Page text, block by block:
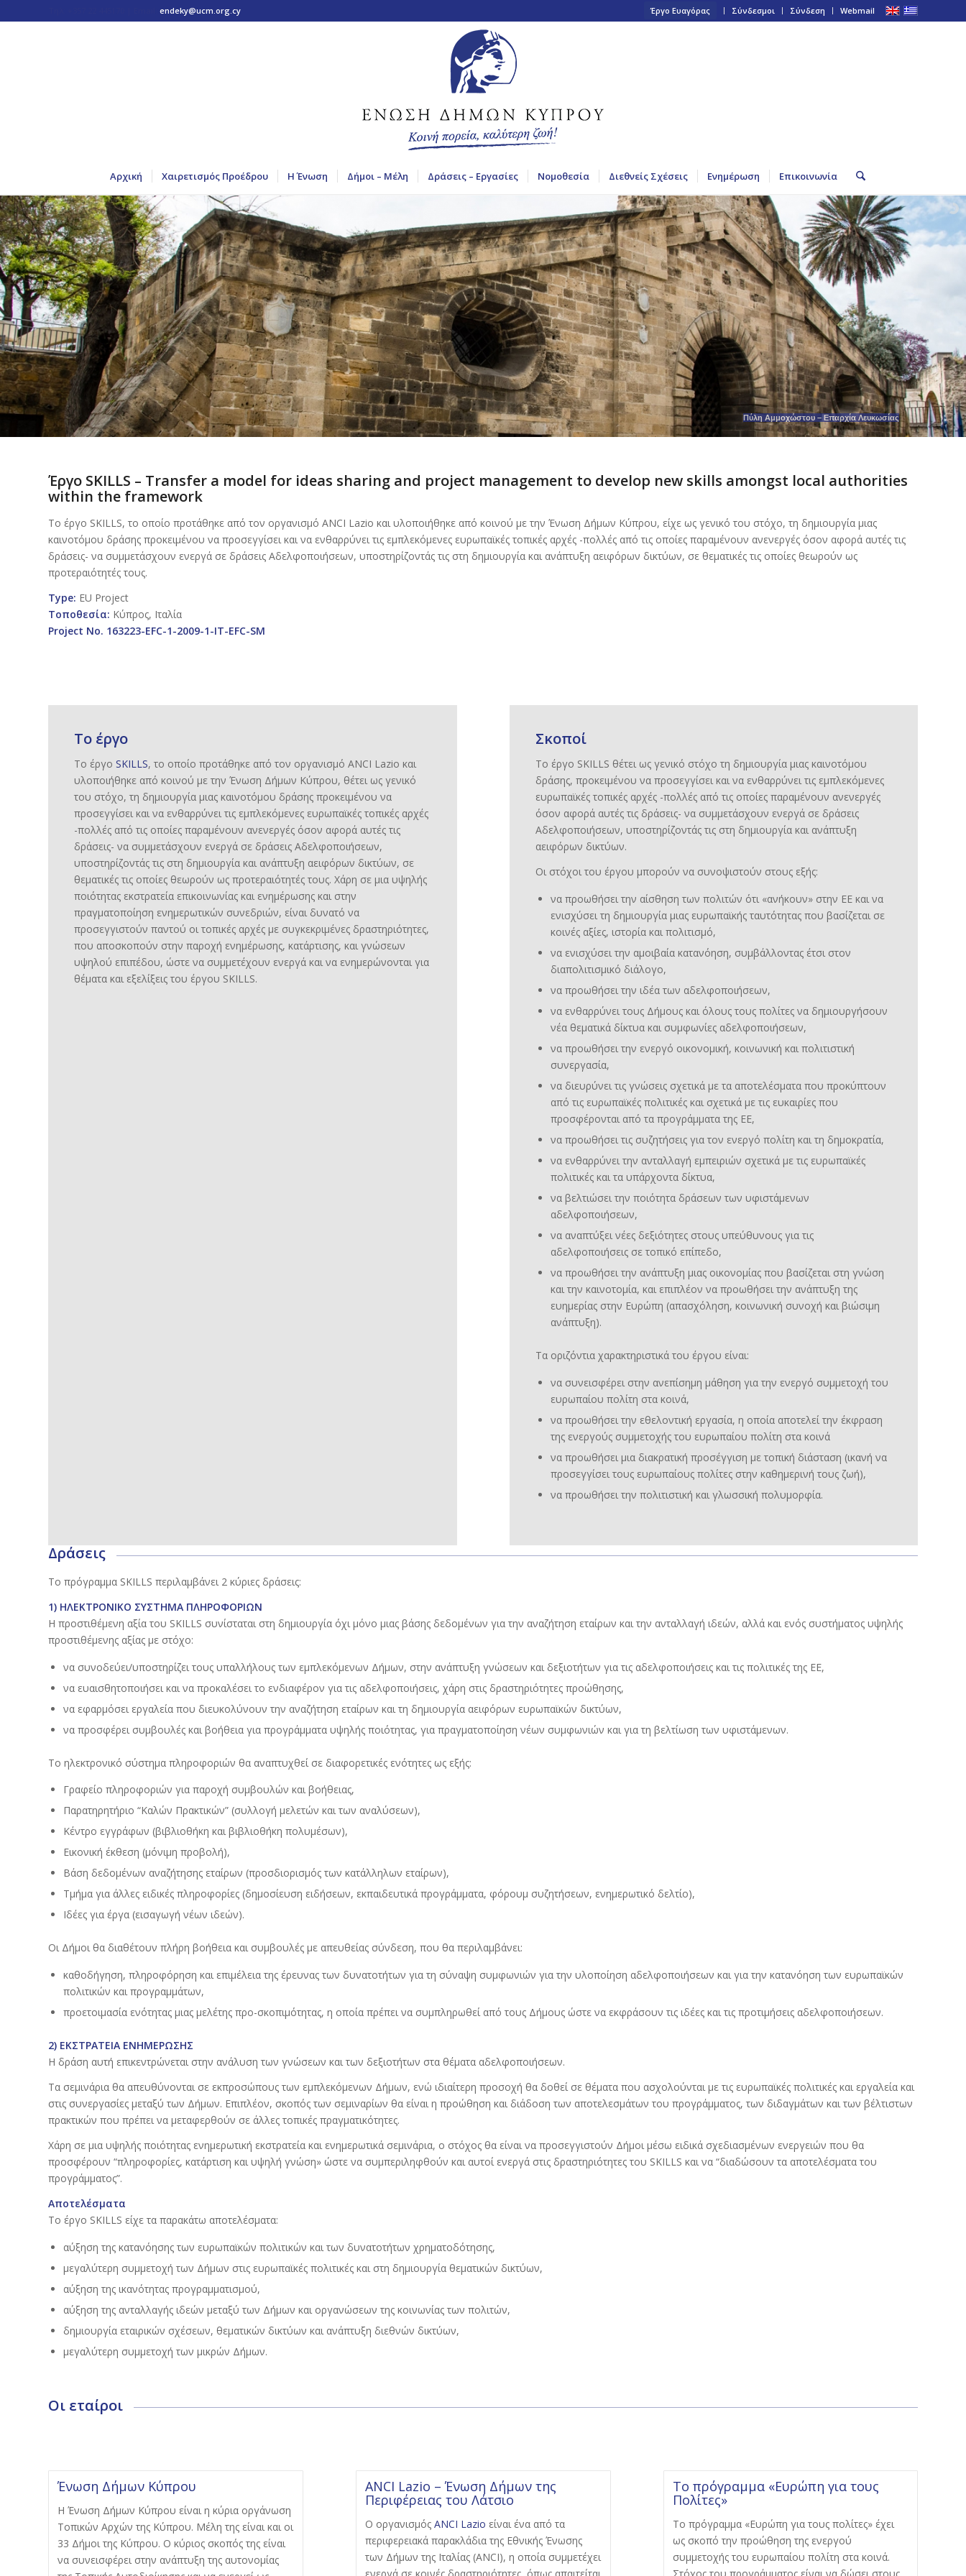
Έργο Ευαγόρας Σύνδεσμοι Σύνδεση Webmail
endeky@ucm.org.cy
Αρχική Χαιρετισμός Προέδρου Η Ένωση Δήμοι – Μέλη Δράσεις – Εργασίες Νομοθεσία Διεθνείς Σχέσεις Ενημέρωση Επικοινωνία
Πύλη Αμμοχώστου – Επαρχία Λευκωσίας
Έργο SKILLS – Transfer a model for ideas sharing and project management to develop new skills amongst local authorities
within the framework
Το έργο SKILLS, το οποίο προτάθηκε από τον οργανισμό ANCI Lazio και υλοποιήθηκε από κοινού με την Ένωση Δήμων Κύπρου, είχε ως γενικό του στόχο, τη δημιουργία μιας
καινοτόμου δράσης προκειμένου να προσεγγίσει και να ενθαρρύνει τις εμπλεκόμενες ευρωπαϊκές τοπικές αρχές -πολλές από τις οποίες παραμένουν ανενεργές όσον αφορά αυτές τις
δράσεις- να συμμετάσχουν ενεργά σε δράσεις Αδελφοποιήσεων, υποστηρίζοντάς τις στη δημιουργία και ανάπτυξη αειφόρων δικτύων, σε θεματικές τις οποίες θεωρούν ως
προτεραιότητές τους.
Type: EU Project
Τοποθεσία: Κύπρος, Ιταλία
Project No. 163223-EFC-1-2009-1-IT-EFC-SM
Το έργο
Το έργοSKILLS, το οποίο προτάθηκε από τον οργανισμό ANCI Lazio και
υλοποιήθηκε από κοινού με την Ένωση Δήμων Κύπρου, θέτει ως γενικό
του στόχο, τη δημιουργία μιας καινοτόμου δράσης προκειμένου να
προσεγγίσει και να ενθαρρύνει τις εμπλεκόμενες ευρωπαϊκές τοπικές αρχές
-πολλές από τις οποίες παραμένουν ανενεργές όσον αφορά αυτές τις
δράσεις- να συμμετάσχουν ενεργά σε δράσεις Αδελφοποιήσεων,
υποστηρίζοντάς τις στη δημιουργία και ανάπτυξη αειφόρων δικτύων, σε
θεματικές τις οποίες θεωρούν ως προτεραιότητές τους. Χάρη σε μια υψηλής
ποιότητας εκστρατεία επικοινωνίας και ενημέρωσης και στην
πραγματοποίηση ενημερωτικών συνεδριών, είναι δυνατό να
προσεγγιστούν παντού οι τοπικές αρχές με συγκεκριμένες δραστηριότητες,
που αποσκοπούν στην παροχή ενημέρωσης, κατάρτισης, και γνώσεων
υψηλού επιπέδου, ώστε να συμμετέχουν ενεργά και να ενημερώνονται για
θέματα και εξελίξεις του έργου SKILLS.
Σκοποί
Το έργο SKILLS θέτει ως γενικό στόχο τη δημιουργία μιας καινοτόμου
δράσης, προκειμένου να προσεγγίσει και να ενθαρρύνει τις εμπλεκόμενες
ευρωπαϊκές τοπικές αρχές -πολλές από τις οποίες παραμένουν ανενεργές
όσον αφορά αυτές τις δράσεις- να συμμετάσχουν ενεργά σε δράσεις
Αδελφοποιήσεων, υποστηρίζοντάς τις στη δημιουργία και ανάπτυξη
αειφόρων δικτύων.
Οι στόχοι του έργου μπορούν να συνοψιστούν στους εξής:
να προωθήσει την αίσθηση των πολιτών ότι «ανήκουν» στην ΕΕ και να
ενισχύσει τη δημιουργία μιας ευρωπαϊκής ταυτότητας που βασίζεται σε
κοινές αξίες, ιστορία και πολιτισμό,
να ενισχύσει την αμοιβαία κατανόηση, συμβάλλοντας έτσι στον
διαπολιτισμικό διάλογο,
να προωθήσει την ιδέα των αδελφοποιήσεων,
να ενθαρρύνει τους Δήμους και όλους τους πολίτες να δημιουργήσουν
νέα θεματικά δίκτυα και συμφωνίες αδελφοποιήσεων,
να προωθήσει την ενεργό οικονομική, κοινωνική και πολιτιστική
συνεργασία,
να διευρύνει τις γνώσεις σχετικά με τα αποτελέσματα που προκύπτουν
από τις ευρωπαϊκές πολιτικές και σχετικά με τις ευκαιρίες που
προσφέρονται από τα προγράμματα της ΕΕ,
να προωθήσει τις συζητήσεις για τον ενεργό πολίτη και τη δημοκρατία,
να ενθαρρύνει την ανταλλαγή εμπειριών σχετικά με τις ευρωπαϊκές
πολιτικές και τα υπάρχοντα δίκτυα,
να βελτιώσει την ποιότητα δράσεων των υφιστάμενων
αδελφοποιήσεων,
να αναπτύξει νέες δεξιότητες στους υπεύθυνους για τις
αδελφοποιήσεις σε τοπικό επίπεδο,
να προωθήσει την ανάπτυξη μιας οικονομίας που βασίζεται στη γνώση
και την καινοτομία, και επιπλέον να προωθήσει την ανάπτυξη της
ευημερίας στην Ευρώπη (απασχόληση, κοινωνική συνοχή και βιώσιμη
ανάπτυξη).
Τα οριζόντια χαρακτηριστικά του έργου είναι:
να συνεισφέρει στην ανεπίσημη μάθηση για την ενεργό συμμετοχή του
ευρωπαίου πολίτη στα κοινά,
να προωθήσει την εθελοντική εργασία, η οποία αποτελεί την έκφραση
της ενεργούς συμμετοχής του ευρωπαίου πολίτη στα κοινά
να προωθήσει μια διακρατική προσέγγιση με τοπική διάσταση (ικανή να
προσεγγίσει τους ευρωπαίους πολίτες στην καθημερινή τους ζωή),
να προωθήσει την πολιτιστική και γλωσσική πολυμορφία.
Δράσεις
Το πρόγραμμα SKILLS περιλαμβάνει 2 κύριες δράσεις:
1) ΗΛΕΚΤΡΟΝΙΚΟ ΣΥΣΤΗΜΑ ΠΛΗΡΟΦΟΡΙΩΝ
Η προστιθέμενη αξία του SKILLS συνίσταται στη δημιουργία όχι μόνο μιας βάσης δεδομένων για την αναζήτηση εταίρων και την ανταλλαγή ιδεών, αλλά και ενός συστήματος υψηλής
προστιθέμενης αξίας με στόχο:
να συνοδεύει/υποστηρίζει τους υπαλλήλους των εμπλεκόμενων Δήμων, στην ανάπτυξη γνώσεων και δεξιοτήτων για τις αδελφοποιήσεις και τις πολιτικές της ΕΕ,
να ευαισθητοποιήσει και να προκαλέσει το ενδιαφέρον για τις αδελφοποιήσεις, χάρη στις δραστηριότητες προώθησης,
να εφαρμόσει εργαλεία που διευκολύνουν την αναζήτηση εταίρων και τη δημιουργία αειφόρων ευρωπαϊκών δικτύων,
να προσφέρει συμβουλές και βοήθεια για προγράμματα υψηλής ποιότητας, για πραγματοποίηση νέων συμφωνιών και για τη βελτίωση των υφιστάμενων.
Το ηλεκτρονικό σύστημα πληροφοριών θα αναπτυχθεί σε διαφορετικές ενότητες ως εξής:
Γραφείο πληροφοριών για παροχή συμβουλών και βοήθειας,
Παρατηρητήριο “Καλών Πρακτικών” (συλλογή μελετών και των αναλύσεων),
Κέντρο εγγράφων (βιβλιοθήκη και βιβλιοθήκη πολυμέσων),
Εικονική έκθεση (μόνιμη προβολή),
Βάση δεδομένων αναζήτησης εταίρων (προσδιορισμός των κατάλληλων εταίρων),
Τμήμα για άλλες ειδικές πληροφορίες (δημοσίευση ειδήσεων, εκπαιδευτικά προγράμματα, φόρουμ συζητήσεων, ενημερωτικό δελτίο),
Ιδέες για έργα (εισαγωγή νέων ιδεών).
Οι Δήμοι θα διαθέτουν πλήρη βοήθεια και συμβουλές με απευθείας σύνδεση, που θα περιλαμβάνει:
καθοδήγηση, πληροφόρηση και επιμέλεια της έρευνας των δυνατοτήτων για τη σύναψη συμφωνιών για την υλοποίηση αδελφοποιήσεων και για την κατανόηση των ευρωπαϊκών
πολιτικών και προγραμμάτων,
προετοιμασία ενότητας μιας μελέτης προ-σκοπιμότητας, η οποία πρέπει να συμπληρωθεί από τους Δήμους ώστε να εκφράσουν τις ιδέες και τις προτιμήσεις αδελφοποιήσεων.
2) ΕΚΣΤΡΑΤΕΙΑ ΕΝΗΜΕΡΩΣΗΣ
Η δράση αυτή επικεντρώνεται στην ανάλυση των γνώσεων και των δεξιοτήτων στα θέματα αδελφοποιήσεων.
Τα σεμινάρια θα απευθύνονται σε εκπροσώπους των εμπλεκόμενων Δήμων, ενώ ιδιαίτερη προσοχή θα δοθεί σε θέματα που ασχολούνται με τις ευρωπαϊκές πολιτικές και εργαλεία και
στις συνεργασίες μεταξύ των Δήμων. Επιπλέον, σκοπός των σεμιναρίων θα είναι η προώθηση και διάδοση των αποτελεσμάτων του προγράμματος, των διδαγμάτων και των βέλτιστων
πρακτικών που πρέπει να μεταφερθούν σε άλλες τοπικές πραγματικότητες.
Χάρη σε μια υψηλής ποιότητας ενημερωτική εκστρατεία και ενημερωτικά σεμινάρια, ο στόχος θα είναι να προσεγγιστούν Δήμοι μέσω ειδικά σχεδιασμένων ενεργειών που θα
προσφέρουν “πληροφορίες, κατάρτιση και υψηλή γνώση» ώστε να συμπεριληφθούν και αυτοί ενεργά στις δραστηριότητες του SKILLS και να “διαδώσουν τα αποτελέσματα του
προγράμματος”.
Αποτελέσματα
Tο έργο SKILLS είχε τα παρακάτω αποτελέσματα:
αύξηση της κατανόησης των ευρωπαϊκών πολιτικών και των δυνατοτήτων χρηματοδότησης,
μεγαλύτερη συμμετοχή των Δήμων στις ευρωπαϊκές πολιτικές και στη δημιουργία θεματικών δικτύων,
αύξηση της ικανότητας προγραμματισμού,
αύξηση της ανταλλαγής ιδεών μεταξύ των Δήμων και οργανώσεων της κοινωνίας των πολιτών,
δημιουργία εταιρικών σχέσεων, θεματικών δικτύων και ανάπτυξη διεθνών δικτύων,
μεγαλύτερη συμμετοχή των μικρών Δήμων.
Οι εταίροι
Ένωση Δήμων Κύπρου
Η Ένωση Δήμων Κύπρου είναι η κύρια οργάνωση
Τοπικών Αρχών της Κύπρου. Μέλη της είναι και οι
33 Δήμοι της Κύπρου. Ο κύριος σκοπός της είναι
να συνεισφέρει στην ανάπτυξη της αυτονομίας
ANCI Lazio – Ένωση Δήμων της
Περιφέρειας του Λάτσιο
Ο οργανισμόςANCI Lazio είναι ένα από τα
περιφερειακά παρακλάδια της Εθνικής Ένωσης
των Δήμων της Ιταλίας (ANCI), η οποία συμμετέχει
Το πρόγραμμα «Ευρώπη για τους
Πολίτες»
Το πρόγραμμα «Ευρώπη για τους πολίτες» έχει
ως σκοπό την προώθηση της ενεργού
συμμετοχής του ευρωπαίου πολίτη στα κοινά.